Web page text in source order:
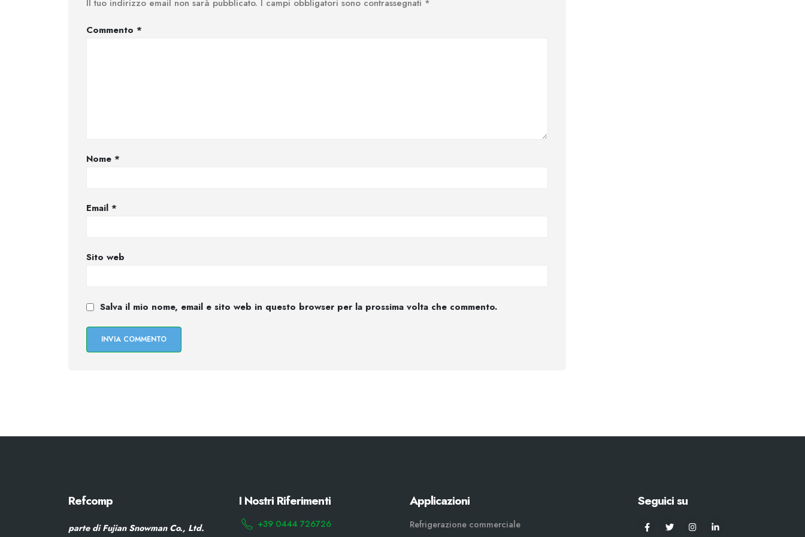
Il tuo indirizzo email non sarà pubblicato. I campi obbligatori sono contrassegnati *
Commento *
Nome *
Email *
Sito web
Salva il mio nome, email e sito web in questo browser per la prossima volta che commento.
Refcomp
parte di Fujian Snowman Co., Ltd.
I Nostri Riferimenti
+39 0444 726726
Applicazioni
Refrigerazione commerciale
Seguici su